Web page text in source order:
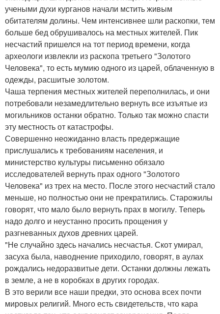
учеными духи курганов начали мстить живым
обитателям долины. Чем интенсивнее шли раскопки, тем
больше бед обрушивалось на местных жителей. Пик
несчастий пришелся на тот период времени, когда
археологи извлекли из раскопа третьего "Золотого
Человека", то есть мумию одного из царей, облаченную в
одежды, расшитые золотом.
Чаша терпения местных жителей переполнилась, и они
потребовали незамедлительно вернуть все изъятые из
могильников останки обратно. Только так можно спасти
эту местность от катастрофы.
Совершенно неожиданно власть предержащие
прислушались к требованиям населения, и
министерство культуры письменно обязало
исследователей вернуть прах одного "Золотого
Человека" из трех на место. После этого несчастий стало
меньше, но полностью они не прекратились. Старожилы
говорят, что мало было вернуть прах в могилу. Теперь
надо долго и неустанно просить прощения у
разгневанных духов древних царей.
"Не случайно здесь начались несчастья. Скот умирал,
засуха была, наводнение приходило, говорят, в аулах
рождались недоразвитые дети. Останки должны лежать
в земле, а не в коробках в других городах.
В это верили все наши предки, это основа всех почти
мировых религий. Много есть свидетельств, что кара